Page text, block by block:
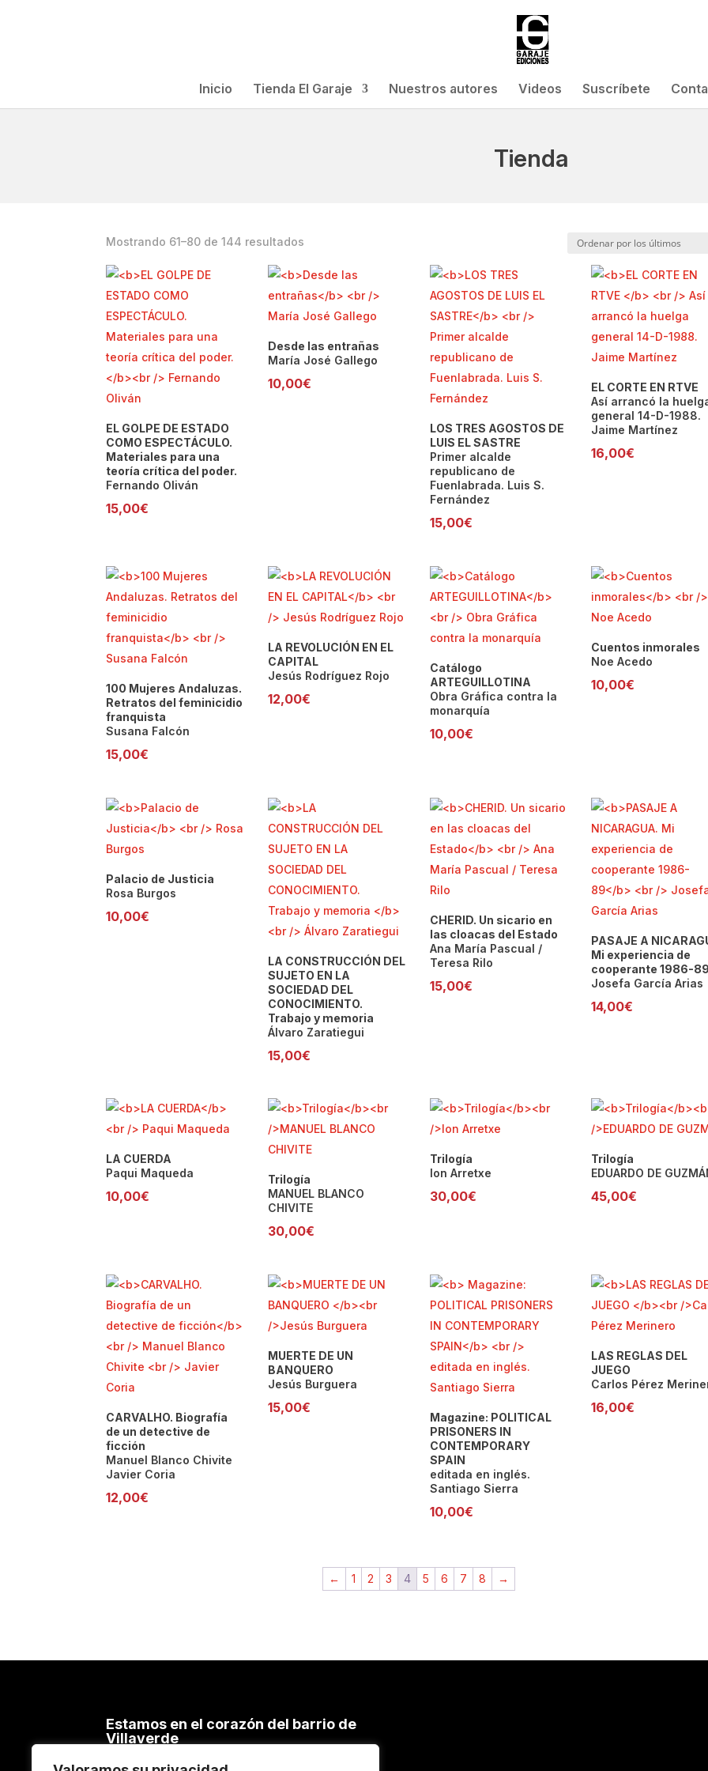
Inicio Tienda El Garaje Nuestros autores Videos Suscríbete
Tienda
Mostrando 61–80 de 144 resultados
los
últimos
EL GOLPE DE ESTADO
COMO ESPECTÁCULO.
Materiales para una
teoría crítica del poder.
Fernando Oliván
15,00€
Desde las entrañas
María José Gallego
10,00€
LOS TRES AGOSTOS DE
LUIS EL SASTRE
Primer alcalde
republicano de
Fuenlabrada. Luis S.
Fernández
15,00€
EL CORTE EN RTVE
Así arrancó la
general 14-D-1988.
Jaime Martínez
16,00€
100 Mujeres Andaluzas.
Retratos del feminicidio
franquista
Susana Falcón
15,00€
LA REVOLUCIÓN EN EL
CAPITAL
Jesús Rodríguez Rojo
12,00€
Catálogo
ARTEGUILLOTINA
Obra Gráfica contra la
monarquía
10,00€
Cuentos inmorales
Noe Acedo
10,00€
Palacio de Justicia
Rosa Burgos
10,00€
LA CONSTRUCCIÓN DEL
SUJETO EN LA
SOCIEDAD DEL
CONOCIMIENTO.
Trabajo y memoria
Álvaro Zaratiegui
15,00€
CHERID. Un sicario en
las cloacas del Estado
Ana María Pascual /
Teresa Rilo
15,00€
PASAJE A
Mi experiencia de
cooperante 1986-
Josefa García Arias
14,00€
LA CUERDA
Paqui Maqueda
10,00€
Trilogía
MANUEL BLANCO
CHIVITE
30,00€
Trilogía
Ion Arretxe
30,00€
Trilogía
EDUARDO DE
45,00€
CARVALHO. Biografía
de un detective de
ficción
Manuel Blanco Chivite
Javier Coria
12,00€
MUERTE DE UN
BANQUERO
Jesús Burguera
15,00€
Magazine: POLITICAL
PRISONERS IN
CONTEMPORARY
SPAIN
editada en inglés.
Santiago Sierra
10,00€
LAS REGLAS DEL
JUEGO
Carlos Pérez
16,00€
← 1 2 3 4 5 6 7 8 →
Estamos en el corazón del barrio de
Villaverde
C/ Cacereños, 54 – 28021 MADRID